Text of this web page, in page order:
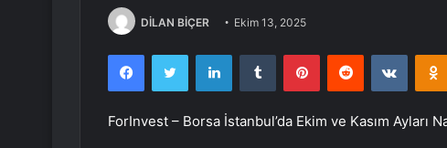
DİLAN BİÇER Ekim 13, 2025
FacebookTwitter LinkedInTumblr PinterestReddit
ForInvest – Borsa İstanbul’da Ekim ve Kasım Ayları